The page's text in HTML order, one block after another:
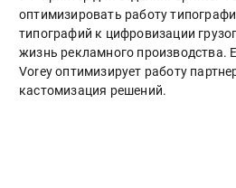
оптимизировать работу
типографий к цифровизации
жизнь рекламного производства.
Vorey оптимизирует работу
кастомизация решений.